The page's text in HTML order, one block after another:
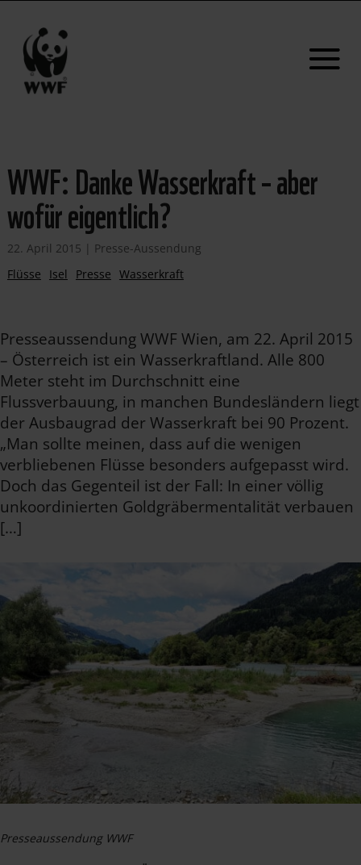
WWF: Danke Wasserkraft – aber
wofür eigentlich?
22. April 2015 | Presse-Aussendung
Flüsse
Isel Presse Wasserkraft
Presseaussendung WWF Wien, am 22. April 2015
– Österreich ist ein Wasserkraftland. Alle 800
Meter steht im Durchschnitt eine
Flussverbauung, in manchen Bundesländern liegt
der Ausbaugrad der Wasserkraft bei 90 Prozent.
„Man sollte meinen, dass auf die wenigen
verbliebenen Flüsse besonders aufgepasst wird.
Doch das Gegenteil ist der Fall: In einer völlig
unkoordinierten Goldgräbermentalität verbauen
[…]
Presseaussendung WWF